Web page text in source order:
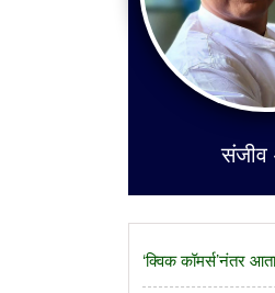
‘क्विक कॉमर्स’नंतर